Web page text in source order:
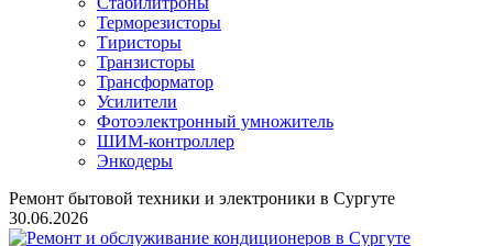
Терморезисторы
Тиристоры
Транзисторы
Трансформатор
Усилители
Фотоэлектронный умножитель
ШИМ-контроллер
Энкодеры
Ремонт бытовой техники и электроники в Сургуте
30.06.2026